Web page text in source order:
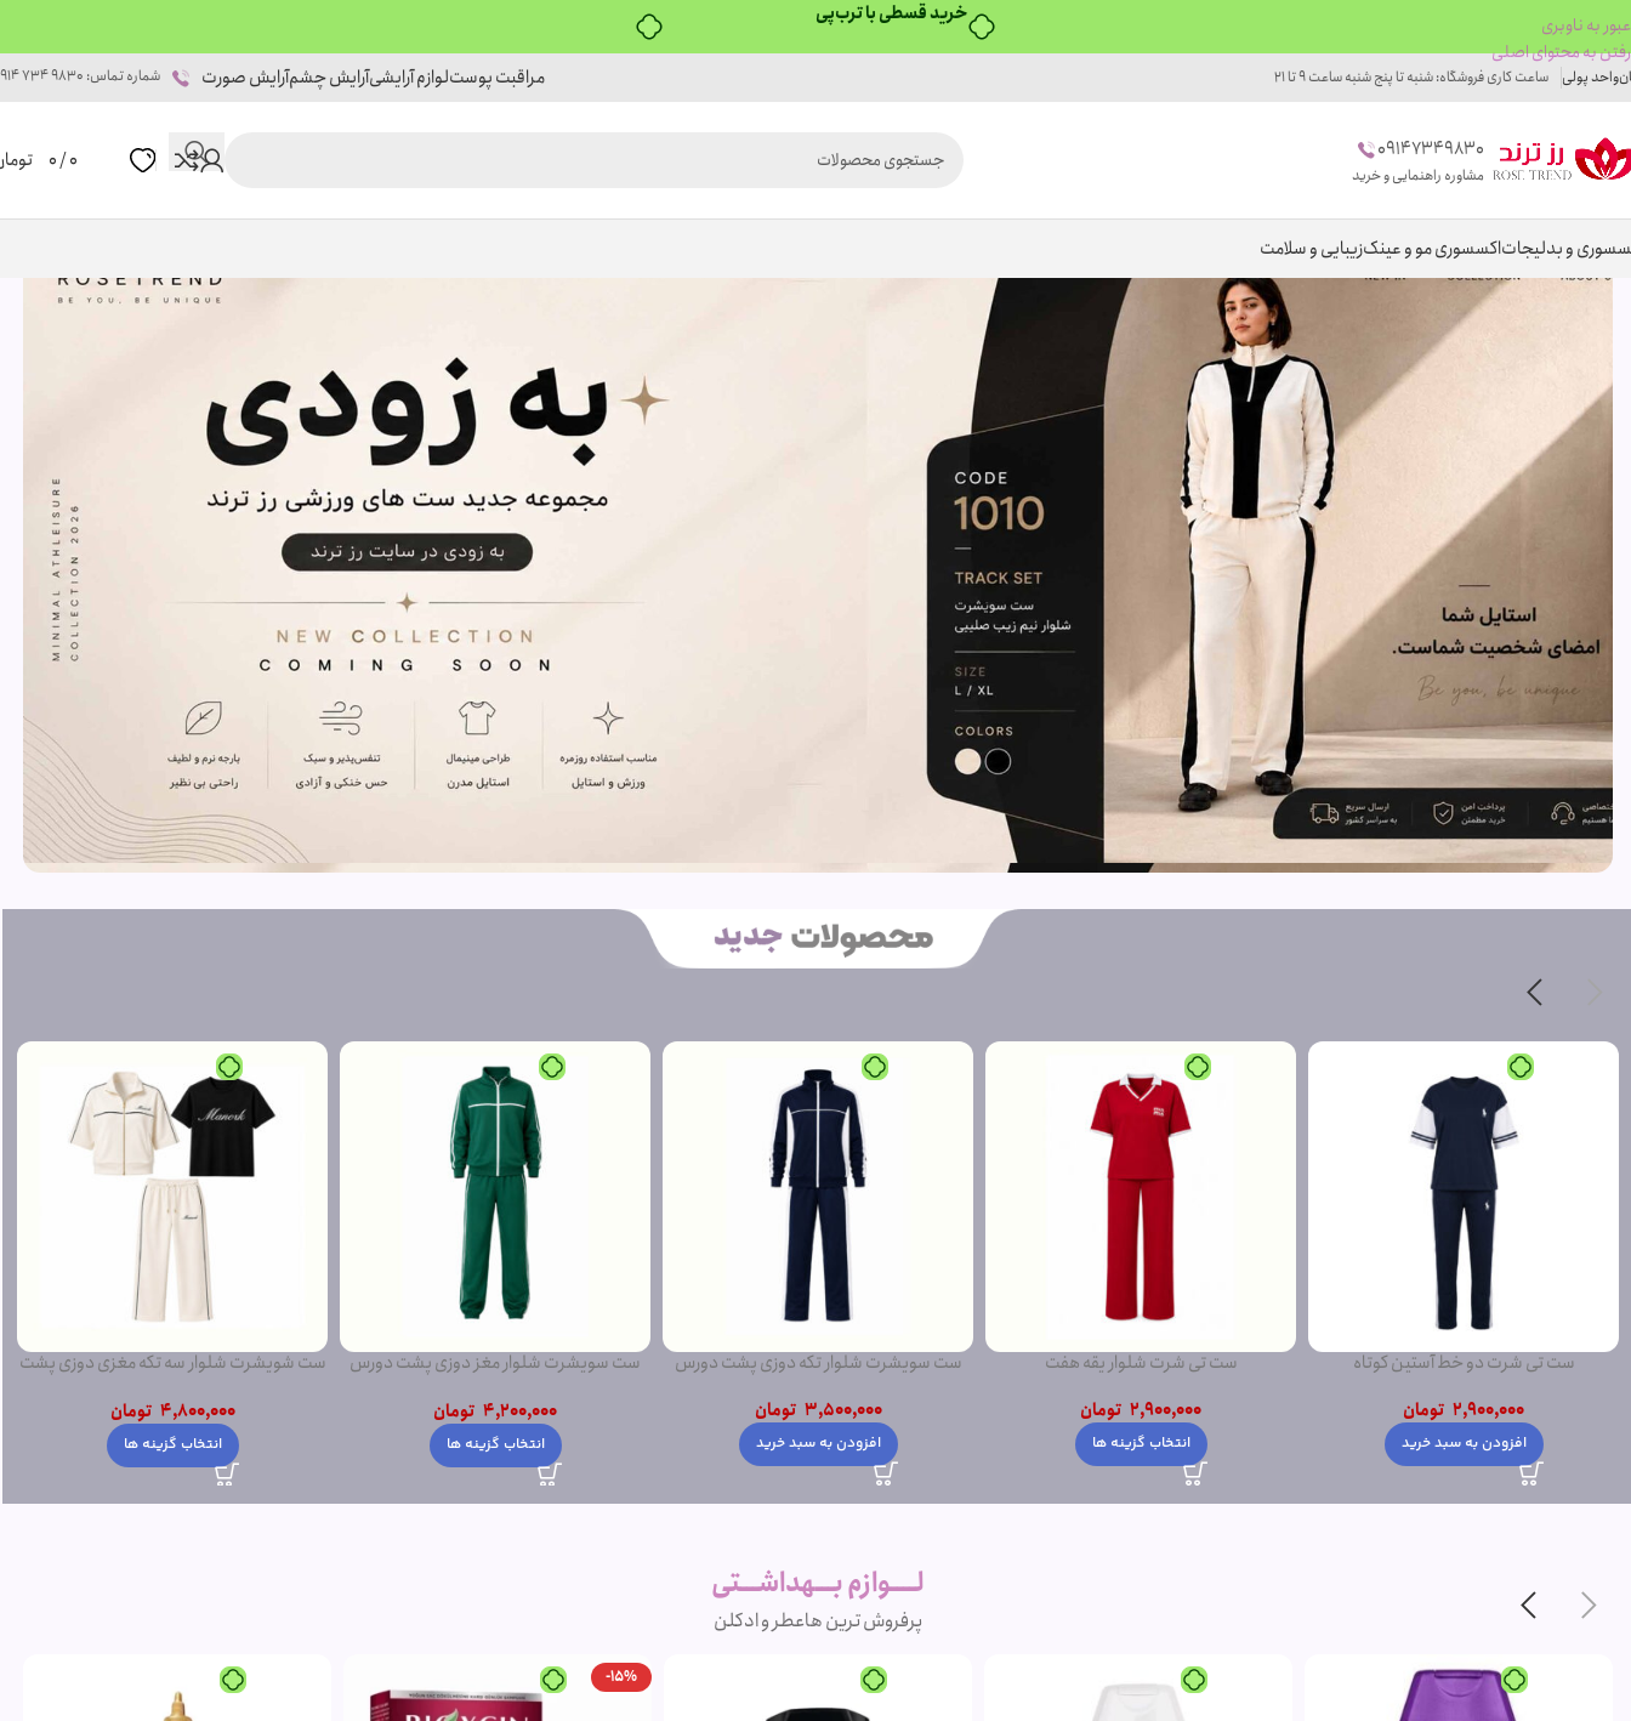
۴ قسط، بدون کارمزد
عبور به ناوبری
رفتن به محتوای اصلی
واحد پولی ساعت کاری فروشگاه: شنبه تا پنج شنبه ساعت 9 تا 21 مراقبت پوستلوازم آرایشیآرایش چشمآرایش صورت شماره تماس: 9830 734 0914
09147349830
مشاوره راهنمایی و خرید
0
/
0
و بدلیجاتاکسسوری مو و عینکزیبایی و سلامت
ست تی شرت دو خط آستین کوتاه
2,900,000 تومان
افزودن به سبد خرید
ست تی شرت شلوار یقه هفت
2,900,000 تومان
انتخاب گزینه ها
ست سویشرت شلوار تکه دوزی پشت دورس
3,500,000 تومان
افزودن به سبد خرید
ست سویشرت شلوار مغز دوزی پشت دورس
4,200,000 تومان
انتخاب گزینه ها
ست شویشرت شلوار سه تکه مغزی دوزی پشت
4,800,000 تومان
انتخاب گزینه ها
لــــوازم بـــهداشـــتی
پرفروش ترین هاعطر و ادکلن
-15%